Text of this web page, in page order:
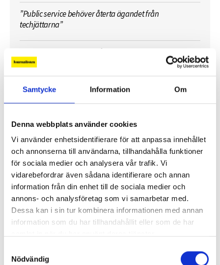
Samtycke Information Om
Denna webbplats använder cookies
Vi använder enhetsidentifierare för att anpassa innehållet
och annonserna till användarna, tillhandahålla funktioner
för sociala medier och analysera vår trafik. Vi
vidarebefordrar även sådana identifierare och annan
information från din enhet till de sociala medier och
annons- och analysföretag som vi samarbetar med.
Dessa kan i sin tur kombinera informationen med annan
information som du har tillhandahållit eller som de har
Nödvändig
”Public service behöver återta ägandet från
techjättarna”
komplexitet – men när det lyckas är det magiskt”
”SVT visar vetenskap – men får oss inte att tänka”
PROFIL